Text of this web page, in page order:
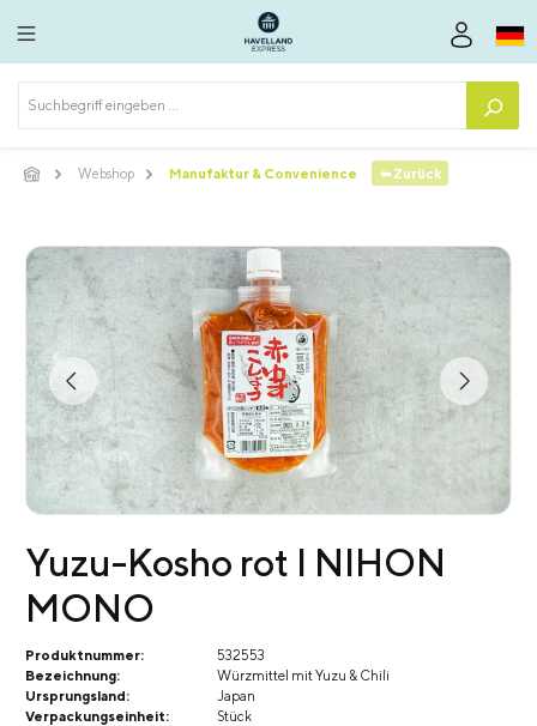
Webshop Manufaktur & Convenience ⬅ Zurück
Yuzu-Kosho rot I NIHON
MONO
Produktnummer:
532553
Bezeichnung:
Würzmittel mit Yuzu & Chili
Ursprungsland:
Japan
Verpackungseinheit:
Stück